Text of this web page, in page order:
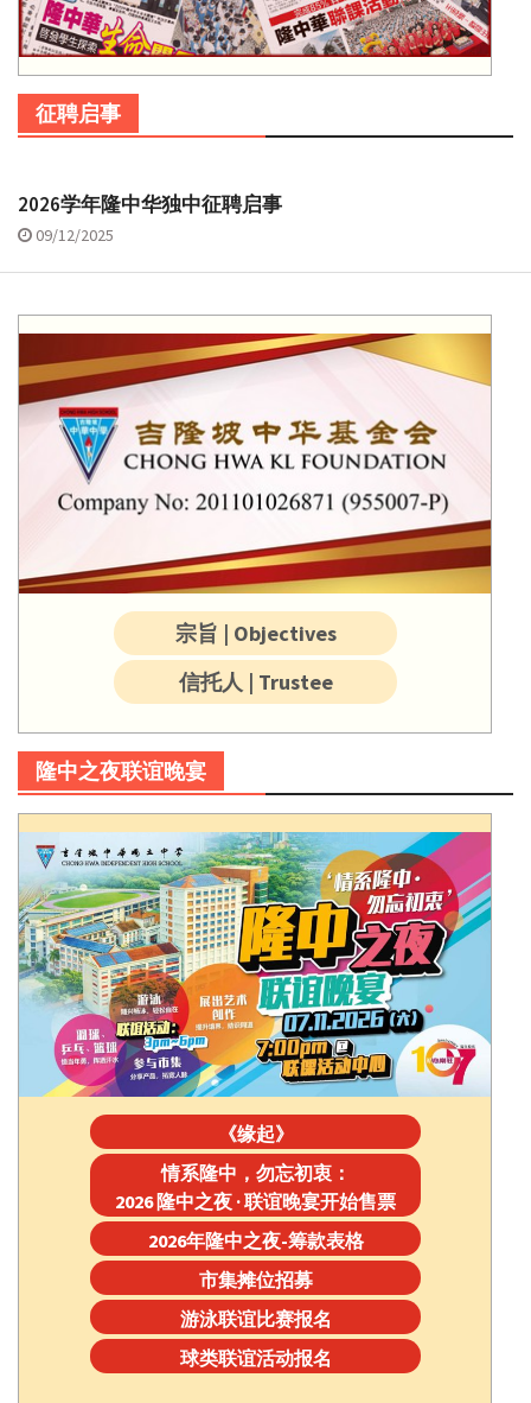
征聘启事
2026学年隆中华独中征聘启事
09/12/2025
宗旨 | Objectives
信托人 | Trustee
隆中之夜联谊晚宴
《缘起》
情系隆中，勿忘初衷：
2026 隆中之夜 · 联谊晚宴开始售票
2026年隆中之夜-筹款表格
市集摊位招募
游泳联谊比赛报名
球类联谊活动报名